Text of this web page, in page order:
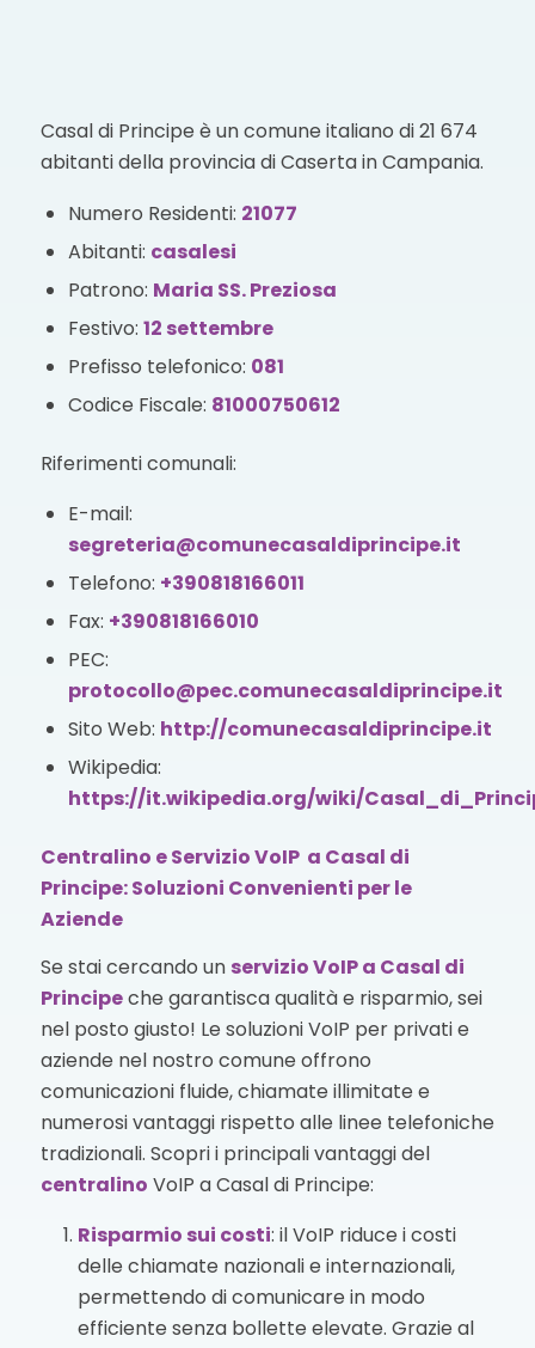
Casal di Principe è un comune italiano di 21 674
abitanti della provincia di Caserta in Campania.
Numero Residenti: 21077
Abitanti: casalesi
Patrono: Maria SS. Preziosa
Festivo: 12 settembre
Prefisso telefonico: 081
Codice Fiscale: 81000750612
Riferimenti comunali:
E-mail:
segreteria@comunecasaldiprincipe.it
Telefono: +390818166011
Fax: +390818166010
PEC:
protocollo@pec.comunecasaldiprincipe.it
Sito Web: http://comunecasaldiprincipe.it
Wikipedia:
https://it.wikipedia.org/wiki/
Centralino e Servizio VoIP a Casal di
Principe: Soluzioni Convenienti per le
Aziende
Se stai cercando un servizio VoIPa Casal di
Principeche garantisca qualità e risparmio, sei
nel posto giusto! Le soluzioni VoIP per privati e
aziende nel nostro comune offrono
comunicazioni fluide, chiamate illimitate e
numerosi vantaggi rispetto alle linee telefoniche
tradizionali. Scopri i principali vantaggi del
centralino VoIP a Casal di Principe:
Risparmio sui costi: il VoIP riduce i costi
delle chiamate nazionali e internazionali,
permettendo di comunicare in modo
efficiente senza bollette elevate. Grazie al